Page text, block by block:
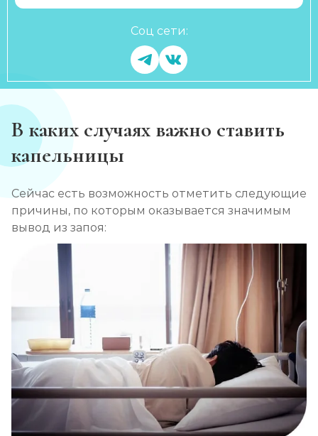
Соц сети:
В каких случаях важно ставить
капельницы
Сейчас есть возможность отметить следующие
причины, по которым оказывается значимым
вывод из запоя: